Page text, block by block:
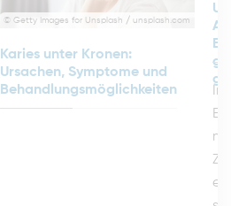
© Getty Images for Unsplash / unsplash.com
Karies unter Kronen:
Ursachen, Symptome und
Behandlungsmöglichkeiten